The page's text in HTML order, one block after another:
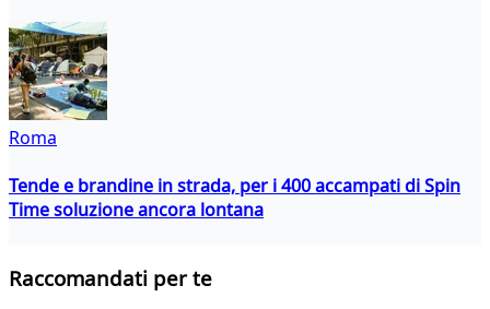
Roma
Tende e brandine in strada, per i 400 accampati di Spin
Time soluzione ancora lontana
Raccomandati per te